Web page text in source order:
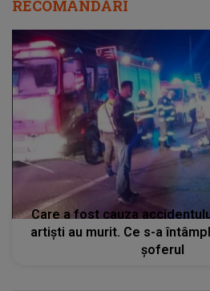
RECOMANDĂRI
Care a fost cauza
artiști au murit. Ce s-a
șoferul